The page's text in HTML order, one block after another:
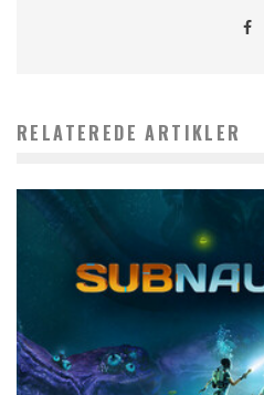
RELATEREDE ARTIKLER